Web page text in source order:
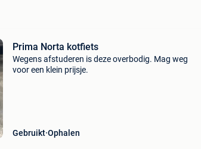
Prima Norta kotfiets
Wegens afstuderen is deze overbodig. Mag weg
voor een klein prijsje.
Gebruikt Ophalen